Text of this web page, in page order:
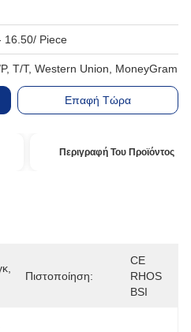
16.50/ Piece
T/T, Western Union, MoneyGram
Επαφή Τώρα
Περιγραφή Του Προϊόντος
Πιστοποίηση:
CE
RHOS
BSI